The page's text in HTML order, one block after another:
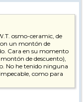
osmo-ceramic, de
un montón de
Cara en su momento
de descuento),
No he tenido ninguna
como para